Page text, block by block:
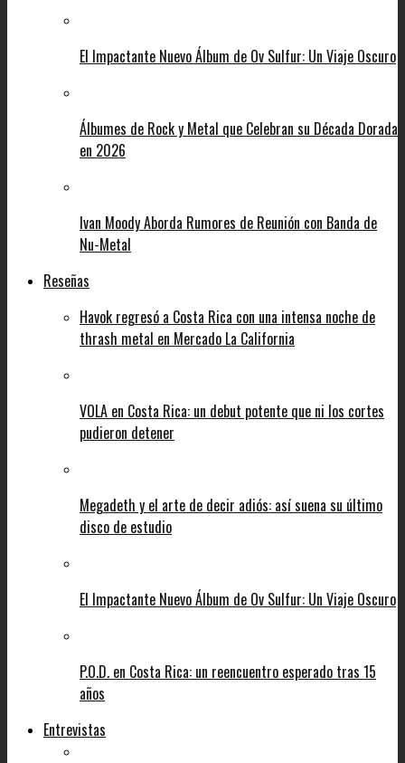
El Impactante Nuevo Álbum de Ov Sulfur: Un Viaje Oscuro
Álbumes de Rock y Metal que Celebran su Década Dorada
en 2026
Ivan Moody Aborda Rumores de Reunión con Banda de
Nu-Metal
Reseñas
Havok regresó a Costa Rica con una intensa noche de
thrash metal en Mercado La California
VOLA en Costa Rica: un debut potente que ni los cortes
pudieron detener
Megadeth y el arte de decir adiós: así suena su último
disco de estudio
El Impactante Nuevo Álbum de Ov Sulfur: Un Viaje Oscuro
P.O.D. en Costa Rica: un reencuentro esperado tras 15
años
Entrevistas